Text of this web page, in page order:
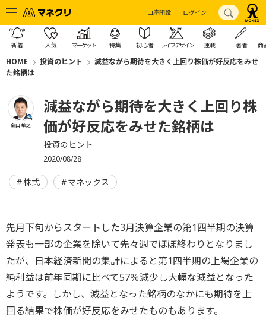
口座開設 ログイン
新着 人気 マーケット 特集 初心者 ライフデザイン 連載 著者 商
HOME 投資のヒント
減益ながら期待を大きく上回り株価が好反応をみせ
た銘柄は
金山 敏之
減益ながら期待を大きく上回り株
価が好反応をみせた銘柄は
投資のヒント
2020/08/28
株式 マネックス
先月下旬からスタートした3月決算企業の第1四半期の決算
発表も一部の企業を除いて先々週でほぼ終わりとなりまし
たが、日本経済新聞の集計によると第1四半期の上場企業の
純利益は前年同期に比べて57％減少し大幅な減益となった
ようです。しかし、減益となった銘柄のなかにも期待を上
回る結果で株価が好反応をみせたものもあります。